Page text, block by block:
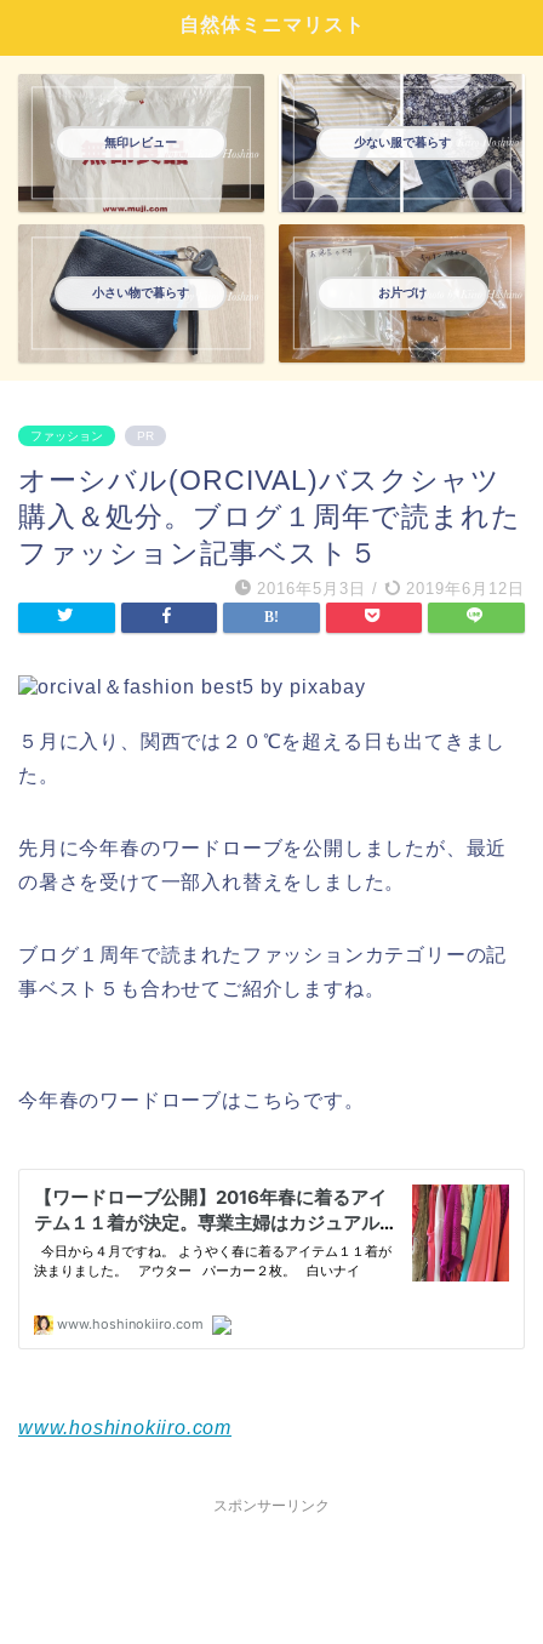
自然体ミニマリスト
無印レビュー 少ない服で暮らす
小さい物で暮らす お片づけ
ファッション PR
オーシバル(ORCIVAL)バスクシャツ
購入＆処分。ブログ１周年で読まれた
ファッション記事ベスト５
2016年5月3日 / 2019年6月12日
５月に入り、関西では２０℃を超える日も出てきまし
た。
先月に今年春のワードローブを公開しましたが、最近
の暑さを受けて一部入れ替えをしました。
ブログ１周年で読まれたファッションカテゴリーの記
事ベスト５も合わせてご紹介しますね。
今年春のワードローブはこちらです。
www.hoshinokiiro.com
スポンサーリンク